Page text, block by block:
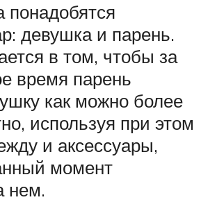
понадобятся
девушка и парень.
в том, чтобы за
время парень
как можно более
используя при этом
и аксессуары,
момент
нем.